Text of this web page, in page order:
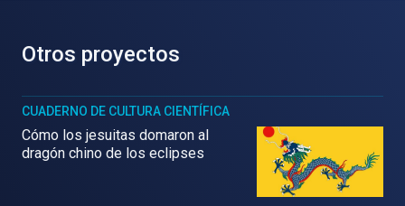
Otros proyectos
CUADERNO DE CULTURA CIENTÍFICA
Cómo los jesuitas domaron al
dragón chino de los eclipses